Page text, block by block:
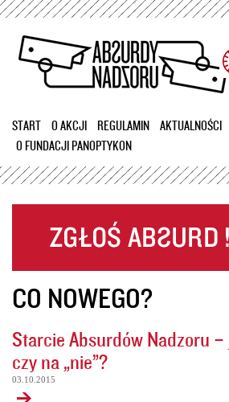
Przejdź
treści
START O AKCJI REGULAMIN
AKTUALNOŚCI
O FUNDACJI PANOPTYKON
CO NOWEGO?
Starcie Absurdów Nadzoru –
czy na „nie”?
03.10.2015